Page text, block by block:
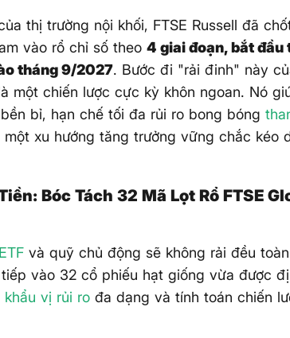
thị trường nội khối, FTSE Russell đã
vào rổ chỉ số theo4 giai đoạn, bắt đầu
tháng 9/2027. Bước đi "rải đinh" này
một chiến lược cực kỳ khôn ngoan. Nó
bỉ, hạn chế tối đa rủi ro bong bóng
xu hướng tăng trưởng vững chắc kéo
Bóc Tách 32 Mã Lọt Rổ FTSE
và quỹ chủ động sẽ không rải đều
vào 32 cổ phiếu hạt giống vừa được
khẩu vị rủi ro đa dạng và tính toán chiến